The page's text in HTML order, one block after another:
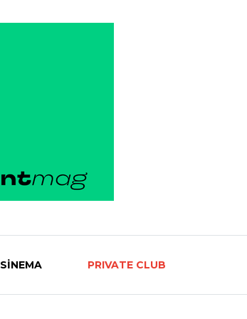
SİNEMA PRIVATE CLUB